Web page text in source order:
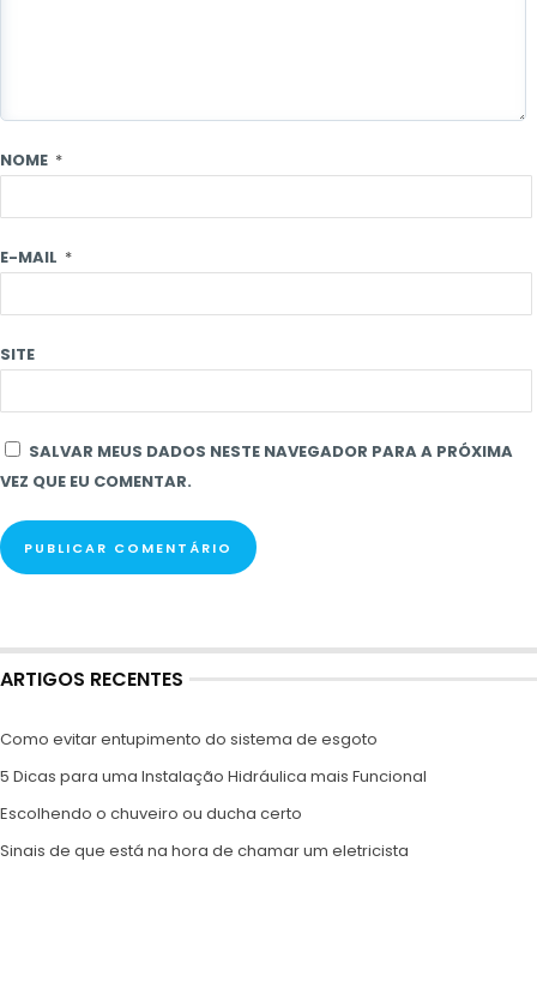
NOME *
E-MAIL *
SITE
SALVAR MEUS DADOS NESTE NAVEGADOR PARA A PRÓXIMA
VEZ QUE EU COMENTAR.
ARTIGOS RECENTES
Como evitar entupimento do sistema de esgoto
5 Dicas para uma Instalação Hidráulica mais Funcional
Escolhendo o chuveiro ou ducha certo
Sinais de que está na hora de chamar um eletricista